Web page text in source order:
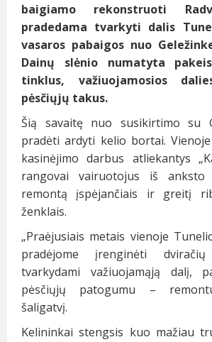
baigiamo rekonstruoti
pradedama tvarkyti dalis
vasaros pabaigos nuo
Dainų slėnio numatyta
tinklus, važiuojamosios
pėsčiųjų takus.
Šią savaitę nuo susikirtimo su
pradėti ardyti kelio bortai.
kasinėjimo darbus atliekantys
rangovai vairuotojus iš anksto
remontą įspėjančiais ir greitį
ženklais.
„Praėjusiais metais vienoje
pradėjome įrenginėti
tvarkydami važiuojamąją dalį,
pėsčiųjų patogumu –
šaligatvį.
Kelininkai stengsis kuo mažiau